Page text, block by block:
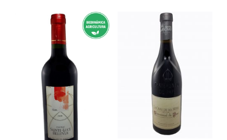
tiene
múltiples
variantes.
Las
opciones
se
pueden
elegir
tiene
múltiples
variantes.
Las
opciones
se
pueden
elegir